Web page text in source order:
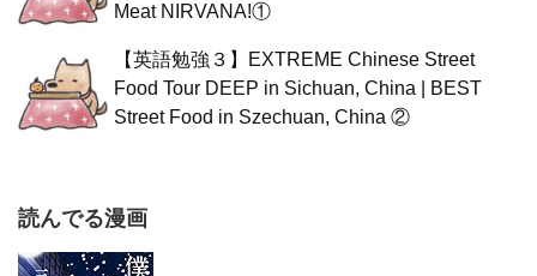
Meat NIRVANA!①
【英語勉強３】EXTREME Chinese Street
Food Tour DEEP in Sichuan, China | BEST
Street Food in Szechuan, China ②
読んでる漫画